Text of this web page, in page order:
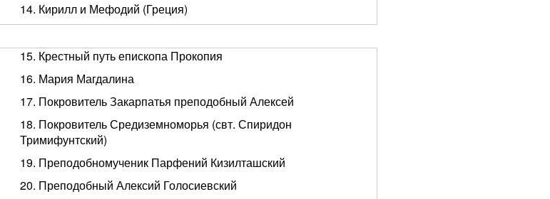
14. Кирилл и Мефодий (Греция)
15. Крестный путь епископа Прокопия
16. Мария Магдалина
17. Покровитель Закарпатья преподобный Алексей
18. Покровитель Средиземноморья (свт. Спиридон
Тримифунтский)
19. Преподобномученик Парфений Кизилташский
20. Преподобный Алексий Голосиевский